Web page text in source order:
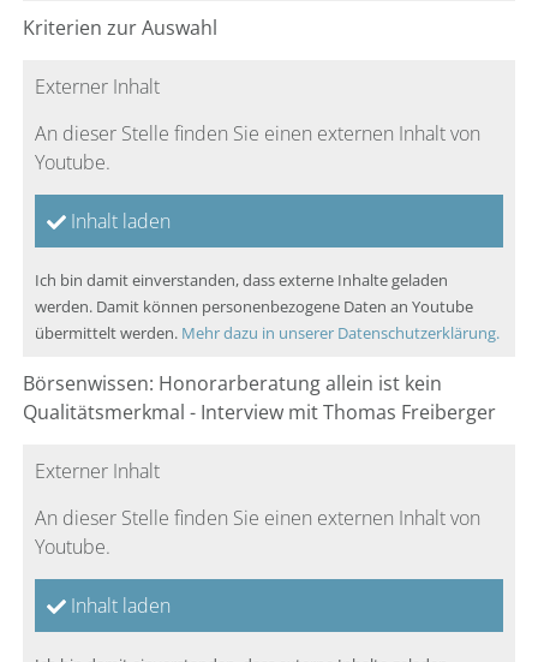
Kriterien zur Auswahl
Externer Inhalt
An dieser Stelle finden Sie einen externen Inhalt von
Youtube.
Inhalt laden
Ich bin damit einverstanden, dass externe Inhalte geladen
werden. Damit können personenbezogene Daten an Youtube
übermittelt werden. Mehr dazu in unserer Datenschutzerklärung.
Börsenwissen: Honorarberatung allein ist kein
Qualitätsmerkmal - Interview mit Thomas Freiberger
Externer Inhalt
An dieser Stelle finden Sie einen externen Inhalt von
Youtube.
Inhalt laden